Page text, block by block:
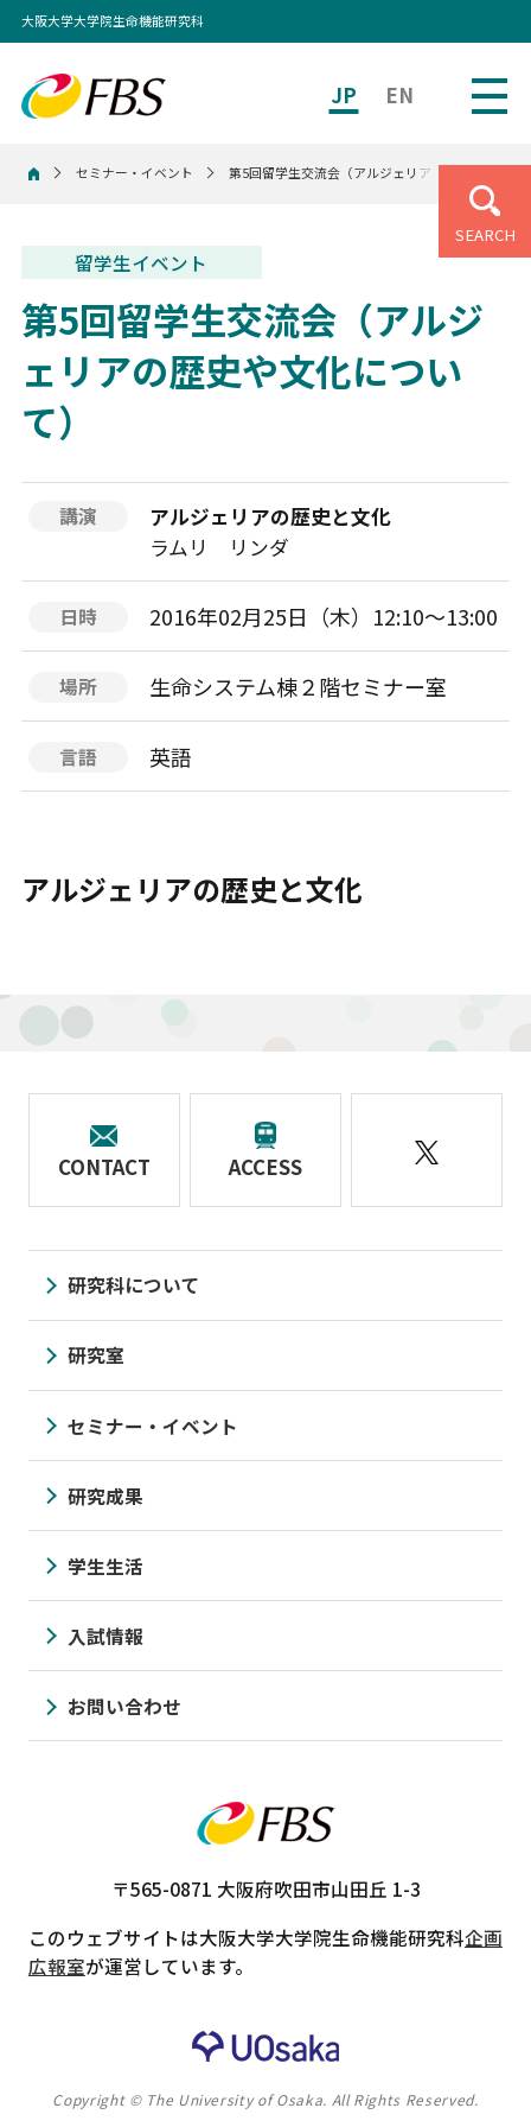
JP EN
大阪大学大学院生命機能研究科
SEARCH
ホームセミナー・イベント 第5回留学生交流会（アルジェリアの歴史や文化に
留学生イベント
第5回留学生交流会（アルジ
ェリアの歴史や文化につい
て）
講演
アルジェリアの歴史と文化
ラムリ リンダ
日時 2016年02月25日（木）12:10〜13:00
場所 生命システム棟２階セミナー室
言語 英語
アルジェリアの歴史と文化
CONTACT ACCESS
〒565-0871 大阪府吹田市山田丘 1-3
このウェブサイトは大阪大学大学院生命機能研究科企画
広報室が運営しています。
研究科について
研究室
セミナー・イベント
研究成果
学生生活
入試情報
お問い合わせ
Copyright © The University of Osaka. All Rights Reserved.